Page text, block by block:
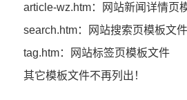
article-wz.htm：网站新闻详情页
search.htm：网站搜索页模板文件
tag.htm：网站标签页模板文件
其它模板文件不再列出！